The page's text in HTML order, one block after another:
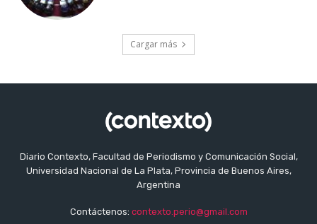
Cargar más
Diario Contexto, Facultad de Periodismo y Comunicación Social,
Universidad Nacional de La Plata, Provincia de Buenos Aires,
Argentina
Contáctenos: contexto.perio@gmail.com